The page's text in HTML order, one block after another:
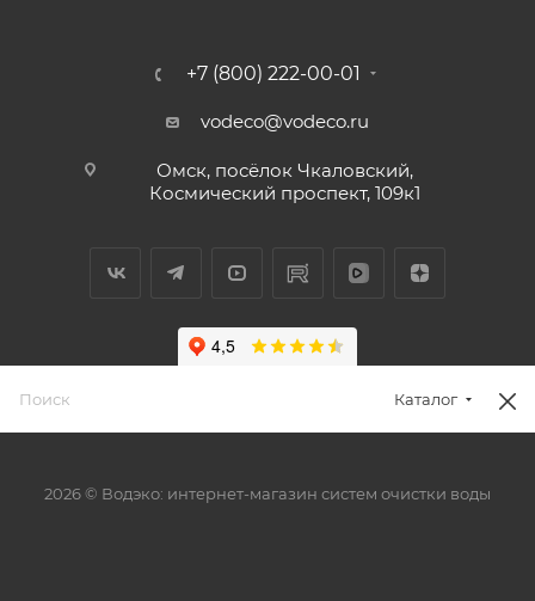
+7 (800) 222-00-01
vodeco@vodeco.ru
Омск, посёлок Чкаловский,
Космический проспект, 109к1
2026 © Водэко: интернет-магазин систем очистки воды
Каталог